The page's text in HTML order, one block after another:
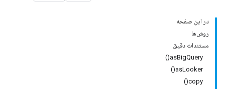
در این صفحه
روش‌ها
مستندات دقیق
asBigQuery()
asLooker()
copy()